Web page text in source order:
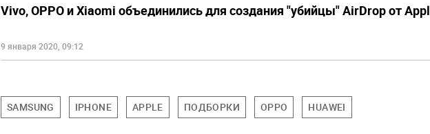
Vivo, OPPO и Xiaomi объединились для создания "убийцы" AirDrop от
9 января 2020, 09:12
SAMSUNG IPHONE APPLE ПОДБОРКИ OPPO HUAWEI